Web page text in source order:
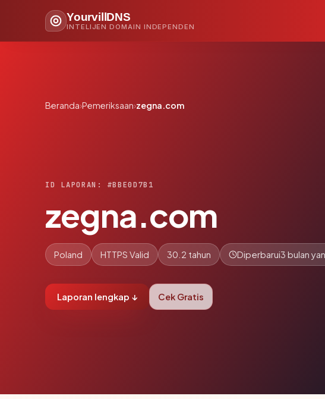
YourvillDNS
INTELIJEN DOMAIN INDEPENDEN
Beranda›Pemeriksaan›zegna.com
ID LAPORAN: #BBE0D7B1
zegna.com
Poland HTTPS Valid 30.2 tahun Diperbarui3 bulan
Laporan lengkap ↓ Cek Gratis